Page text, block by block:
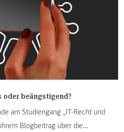
beängstigend?
am Studiengang „IT-Recht und
Blogbeitrag über die